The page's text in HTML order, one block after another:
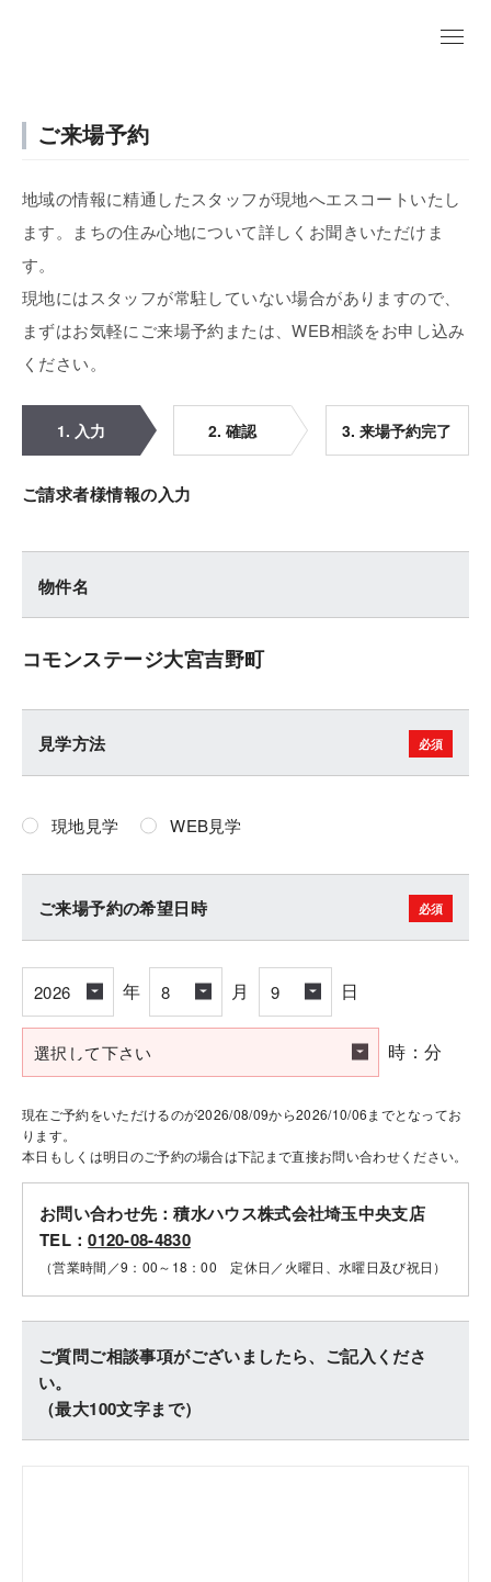
ご来場予約
地域の情報に精通したスタッフが現地へエスコートいたし
ます。まちの住み心地について詳しくお聞きいただけま
す。
現地にはスタッフが常駐していない場合がありますので、
まずはお気軽にご来場予約または、WEB相談をお申し込み
ください。
1. 入力 2. 確認 3. 来場予約完了
ご請求者様情報の入力
物件名
コモンステージ大宮吉野町
見学方法
現地見学 WEB見学
ご来場予約の希望日時
年 月 日
時：分
現在ご予約をいただけるのが2026/08/09から2026/10/06までとなってお
ります。
本日もしくは明日のご予約の場合は下記まで直接お問い合わせください。
お問い合わせ先：積水ハウス株式会社埼玉中央支店
TEL：0120-08-4830
（営業時間／9：00～18：00 定休日／火曜日、水曜日及び祝日）
ご質問ご相談事項がございましたら、ご記入くださ
い。
（最大100文字まで）